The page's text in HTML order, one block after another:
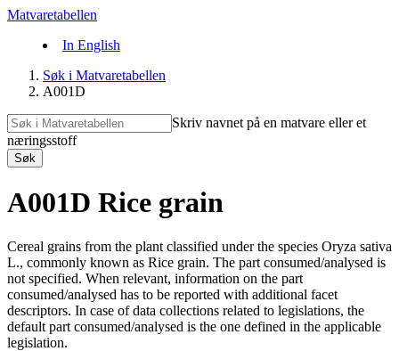
Matvaretabellen
In English
Søk i Matvaretabellen
A001D
Skriv navnet på en matvare eller et
næringsstoff
Søk
A001D Rice grain
Cereal grains from the plant classified under the species Oryza sativa
L., commonly known as Rice grain. The part consumed/analysed is
not specified. When relevant, information on the part
consumed/analysed has to be reported with additional facet
descriptors. In case of data collections related to legislations, the
default part consumed/analysed is the one defined in the applicable
legislation.